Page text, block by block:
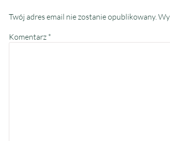
Twój adres email nie zostanie opublikowany.
Komentarz *